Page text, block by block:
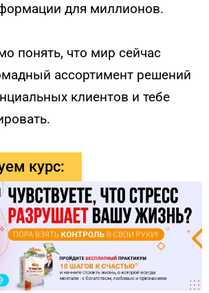
для миллионов.
понять, что мир сейчас
ассортимент решений
клиентов и тебе
курс: